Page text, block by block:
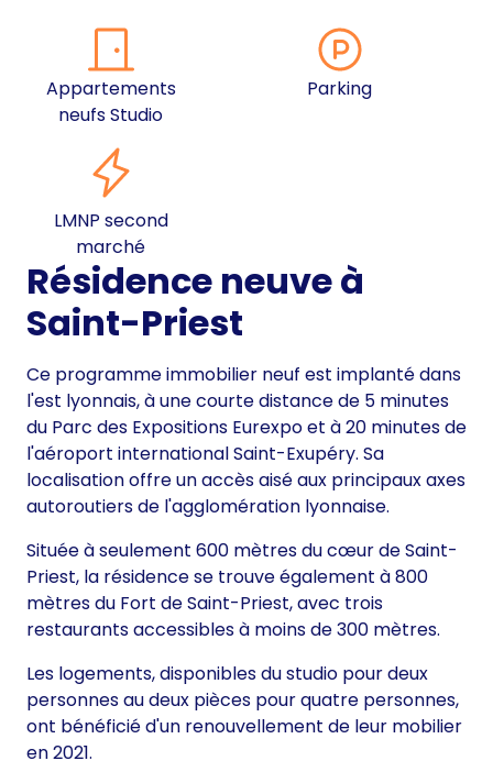
Appartements
neufs Studio
Parking
LMNP second
marché
Résidence neuve à
Saint-Priest
Ce programme immobilier neuf est implanté dans
l'est lyonnais, à une courte distance de 5 minutes
du Parc des Expositions Eurexpo et à 20 minutes de
l'aéroport international Saint-Exupéry. Sa
localisation offre un accès aisé aux principaux axes
autoroutiers de l'agglomération lyonnaise.
Située à seulement 600 mètres du cœur de Saint-
Priest, la résidence se trouve également à 800
mètres du Fort de Saint-Priest, avec trois
restaurants accessibles à moins de 300 mètres.
Les logements, disponibles du studio pour deux
personnes au deux pièces pour quatre personnes,
ont bénéficié d'un renouvellement de leur mobilier
en 2021.